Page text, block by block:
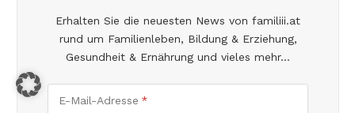
Erhalten Sie die neuesten News von familiii.at
rund um Familienleben, Bildung & Erziehung,
Gesundheit & Ernährung und vieles mehr...
E-Mail-Adresse